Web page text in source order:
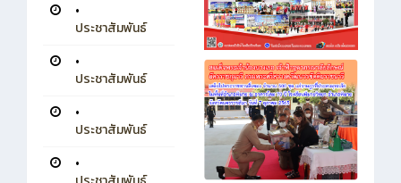
•
ประชาสัมพันธ์
•
ประชาสัมพันธ์
•
ประชาสัมพันธ์
•